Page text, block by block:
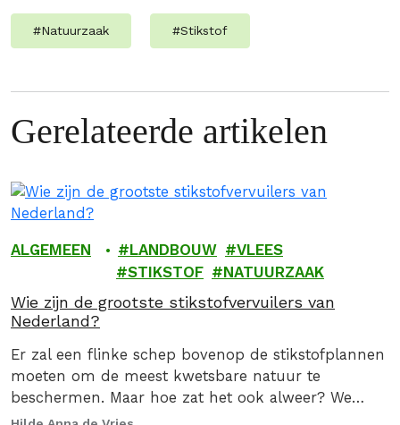
#Natuurzaak #Stikstof
Gerelateerde artikelen
ALGEMEEN LANDBOUW
VLEES
STIKSTOF
NATUURZAAK
Wie zijn de grootste stikstofvervuilers van
Nederland?
Er zal een flinke schep bovenop de stikstofplannen
moeten om de meest kwetsbare natuur te
beschermen. Maar hoe zat het ook alweer? We
geven je graag een stoomcursus